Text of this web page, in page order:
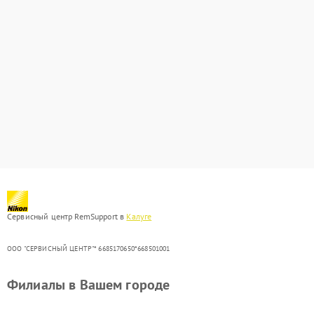
Сервисный центр RemSupport в Калуге
ООО "СЕРВИСНЫЙ ЦЕНТР"* 6685170650*668501001
Филиалы в Вашем городе